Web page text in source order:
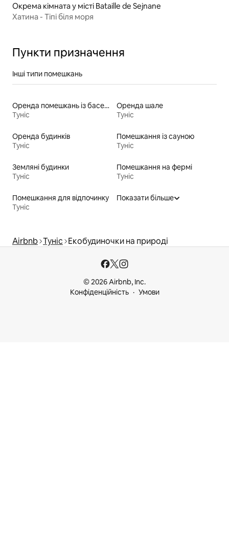
Окрема кімната у місті Bataille de Sejnane
Хатина - Тіпі біля моря
Пункти призначення
Інші типи помешкань
Оренда помешкань із басейном
Туніс
Оренда шале
Туніс
Оренда будинків
Туніс
Помешкання із сауною
Туніс
Земляні будинки
Туніс
Помешкання на фермі
Туніс
Помешкання для відпочинку
Туніс
Показати більше
Airbnb Туніс Екобудиночки на природі
© 2026 Airbnb, Inc.
Конфіденційність
Умови